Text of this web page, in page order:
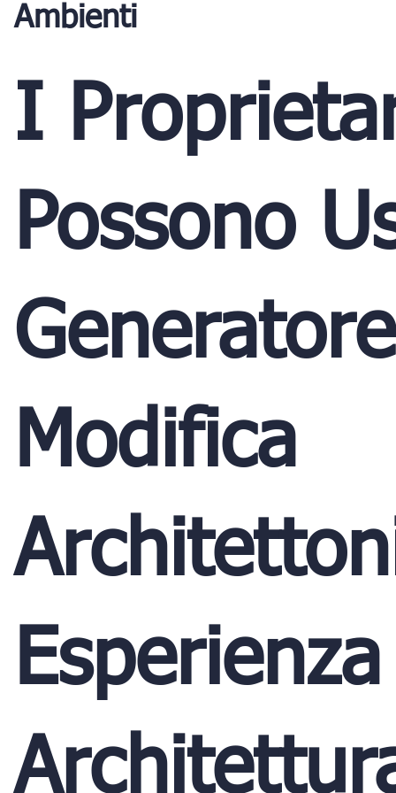
Ambienti
I
Possono
Modifica